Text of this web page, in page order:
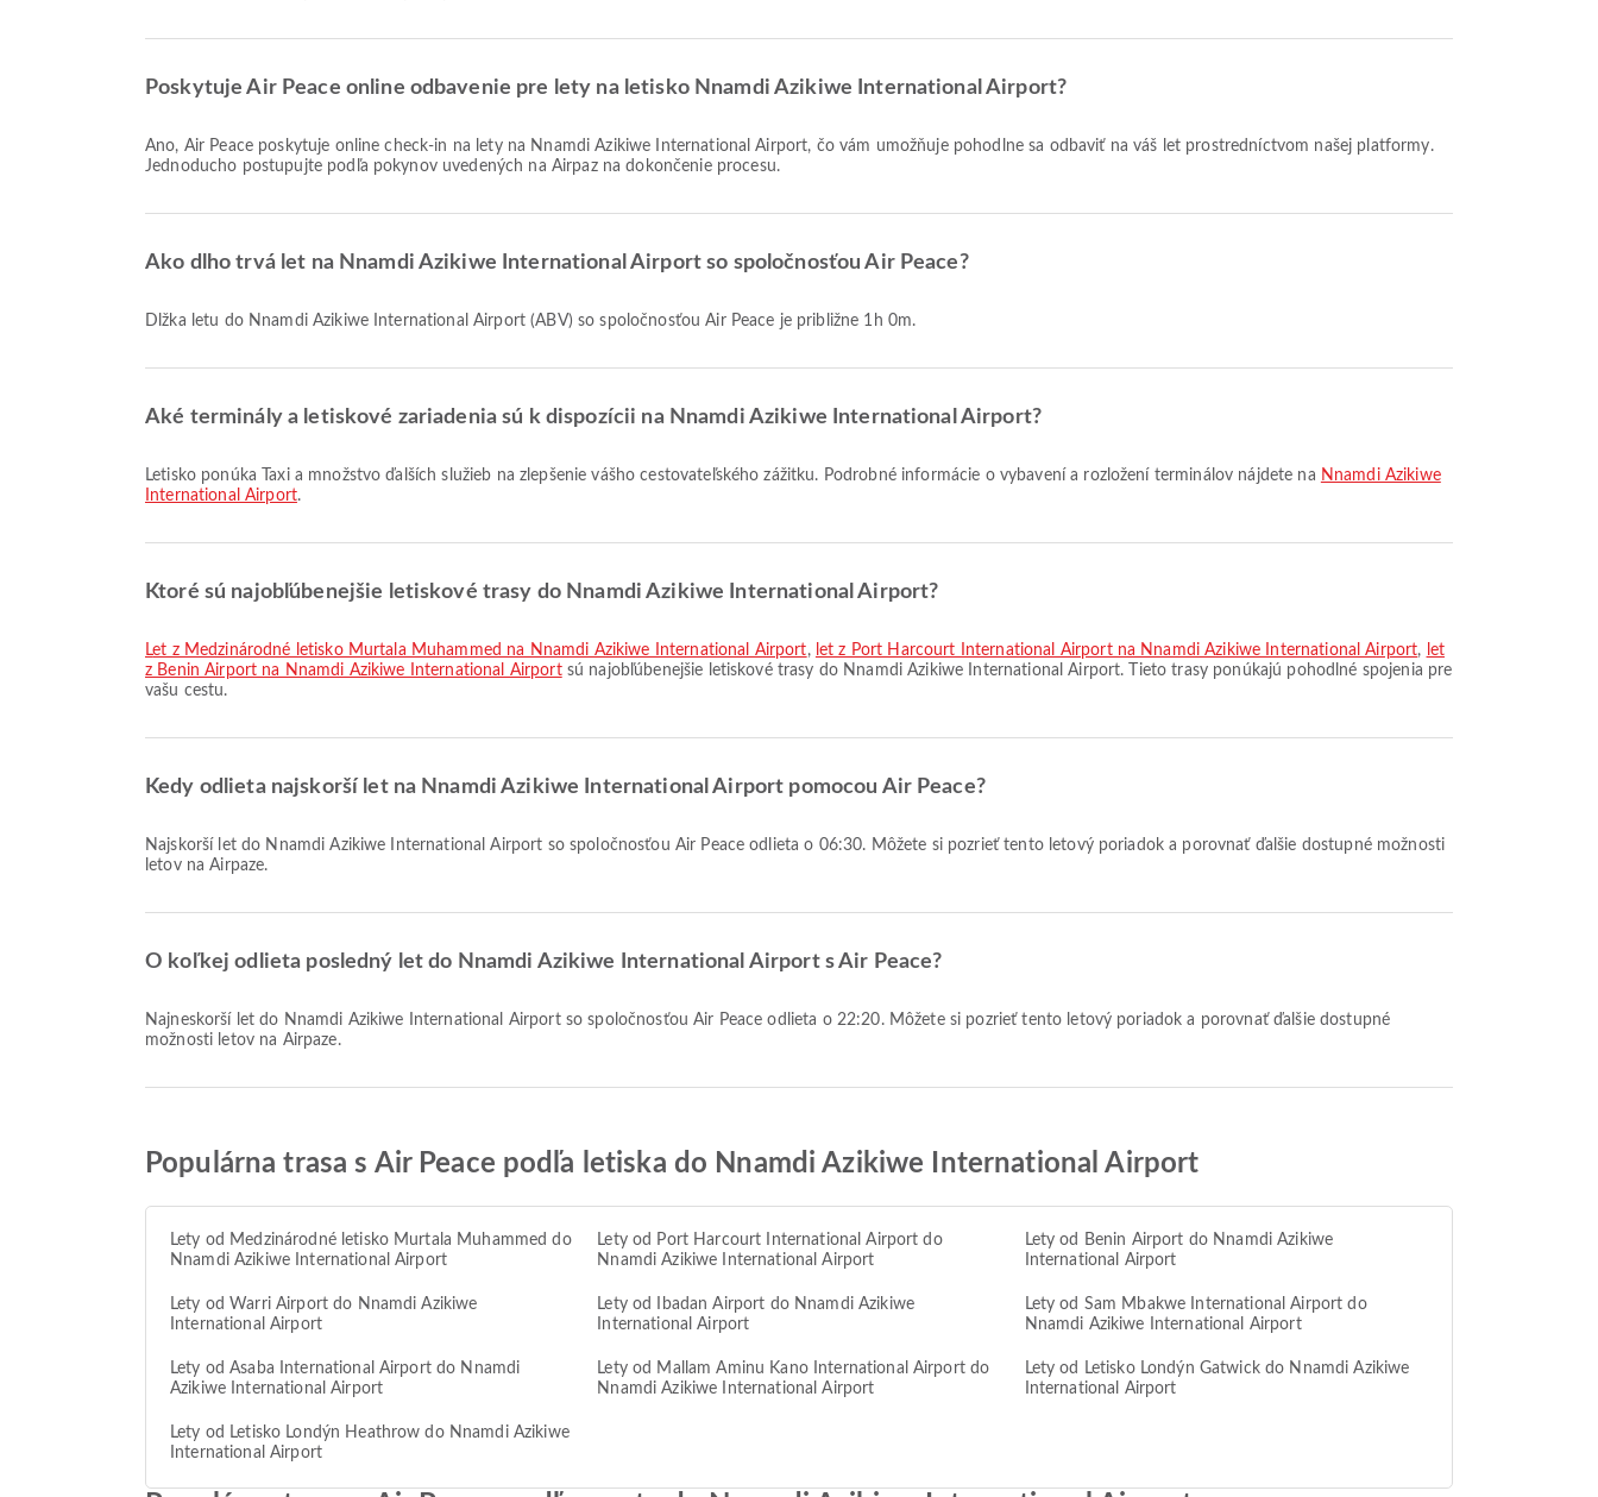
Poskytuje Air Peace online odbavenie pre lety na letisko Nnamdi Azikiwe International Airport?
Áno, Air Peace poskytuje online check-in na lety na Nnamdi Azikiwe International Airport, čo vám umožňuje pohodlne sa odbaviť na váš let prostredníctvom našej platformy.
Jednoducho postupujte podľa pokynov uvedených na Airpaz na dokončenie procesu.
Ako dlho trvá let na Nnamdi Azikiwe International Airport so spoločnosťou Air Peace?
Dĺžka letu do Nnamdi Azikiwe International Airport (ABV) so spoločnosťou Air Peace je približne 1h 0m.
Aké terminály a letiskové zariadenia sú k dispozícii na Nnamdi Azikiwe International Airport?
Letisko ponúka Taxi a množstvo ďalších služieb na zlepšenie vášho cestovateľského zážitku. Podrobné informácie o vybavení a rozložení terminálov nájdete na Nnamdi Azikiwe
International Airport.
Ktoré sú najobľúbenejšie letiskové trasy do Nnamdi Azikiwe International Airport?
let z Medzinárodné letisko Murtala Muhammed na Nnamdi Azikiwe International Airport, let z Port Harcourt International Airport na Nnamdi Azikiwe International Airport, let
z Benin Airport na Nnamdi Azikiwe International Airportsú najobľúbenejšie letiskové trasy do Nnamdi Azikiwe International Airport. Tieto trasy ponúkajú pohodlné spojenia pre
vašu cestu.
Kedy odlieta najskorší let na Nnamdi Azikiwe International Airport pomocou Air Peace?
Najskorší let do Nnamdi Azikiwe International Airport so spoločnosťou Air Peace odlieta o 06:30. Môžete si pozrieť tento letový poriadok a porovnať ďalšie dostupné možnosti
letov na Airpaze.
O koľkej odlieta posledný let do Nnamdi Azikiwe International Airport s Air Peace?
Najneskorší let do Nnamdi Azikiwe International Airport so spoločnosťou Air Peace odlieta o 22:20. Môžete si pozrieť tento letový poriadok a porovnať ďalšie dostupné
možnosti letov na Airpaze.
Populárna trasa s Air Peace podľa letiska do Nnamdi Azikiwe International Airport
Lety od Medzinárodné letisko Murtala Muhammed do
Nnamdi Azikiwe International Airport
Lety od Port Harcourt International Airport do
Nnamdi Azikiwe International Airport
Lety od Benin Airport do Nnamdi Azikiwe
International Airport
Lety od Warri Airport do Nnamdi Azikiwe
International Airport
Lety od Ibadan Airport do Nnamdi Azikiwe
International Airport
Lety od Sam Mbakwe International Airport do
Nnamdi Azikiwe International Airport
Lety od Asaba International Airport do Nnamdi
Azikiwe International Airport
Lety od Mallam Aminu Kano International Airport do
Nnamdi Azikiwe International Airport
Lety od Letisko Londýn Gatwick do Nnamdi Azikiwe
International Airport
Lety od Letisko Londýn Heathrow do Nnamdi Azikiwe
International Airport